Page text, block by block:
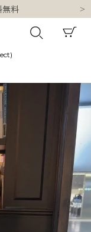
料
に関するお願い
料